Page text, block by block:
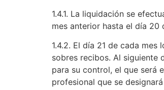
1.4.1. La liquidación se
mes anterior hasta el día 20
1.4.2. El día 21 de cada
sobres recibos. Al siguiente
para su control, el que será
profesional que se